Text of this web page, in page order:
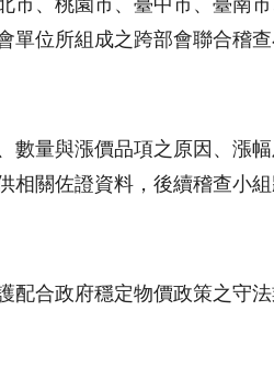
市、桃園市、臺中市、臺南
單位所組成之跨部會聯合稽
數量與漲價品項之原因、漲
相關佐證資料，後續稽查小
配合政府穩定物價政策之守